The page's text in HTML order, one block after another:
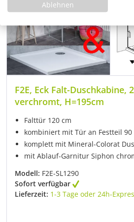
F2E, Eck Falt-Duschkabine,
verchromt, H=195cm
Falttür 120 cm
kombiniert mit Tür an Festteil 90
komplett mit Mineral-Colorat
mit Ablauf-Garnitur Siphon
Modell: F2E-SL1290
Sofort verfügbar
Lieferzeit: 1-3 Tage oder 24h-
Ablehnen